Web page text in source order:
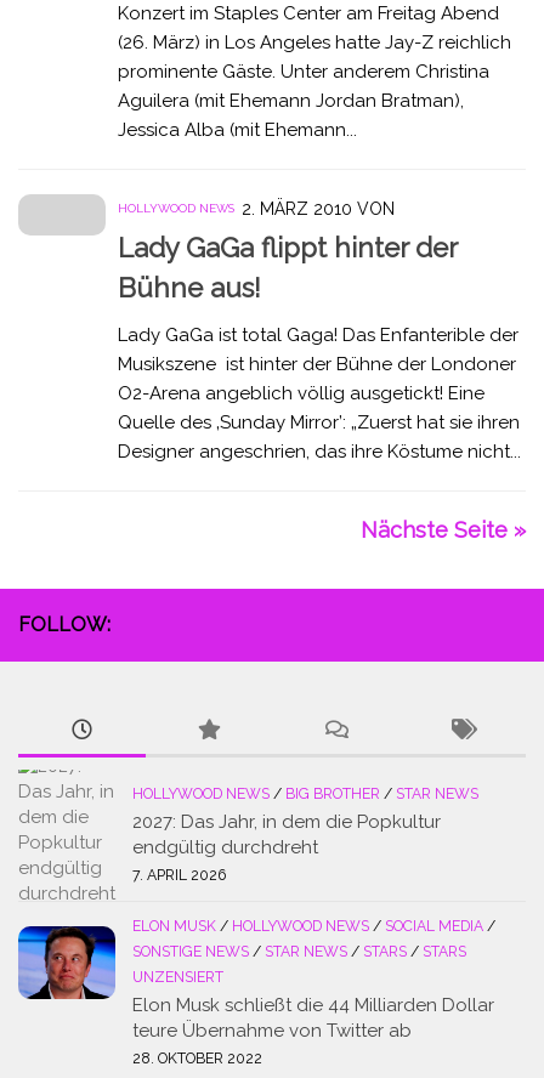
Konzert im Staples Center am Freitag Abend
(26. März) in Los Angeles hatte Jay-Z reichlich
prominente Gäste. Unter anderem Christina
Aguilera (mit Ehemann Jordan Bratman),
Jessica Alba (mit Ehemann...
HOLLYWOOD NEWS 2. MÄRZ 2010 VON
Lady GaGa flippt hinter der
Bühne aus!
Lady GaGa ist total Gaga! Das Enfanterible der
Musikszene ist hinter der Bühne der Londoner
O2-Arena angeblich völlig ausgetickt! Eine
Quelle des ‚Sunday Mirror’: „Zuerst hat sie ihren
Designer angeschrien, das ihre Köstume nicht...
Nächste Seite »
FOLLOW:
HOLLYWOOD NEWS / BIG BROTHER / STAR NEWS
2027: Das Jahr, in dem die Popkultur
endgültig durchdreht
7. APRIL 2026
ELON MUSK / HOLLYWOOD NEWS / SOCIAL MEDIA /
SONSTIGE NEWS / STAR NEWS / STARS / STARS
UNZENSIERT
Elon Musk schließt die 44 Milliarden Dollar
teure Übernahme von Twitter ab
28. OKTOBER 2022